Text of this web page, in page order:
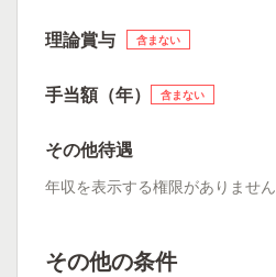
理論賞与 含まない
手当額（年） 含まない
その他待遇
年収を表示する権限がありません
その他の条件